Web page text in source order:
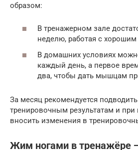
образом:
В тренажерном зале
неделю, работая с
В домашних условиях
каждый день, а первое
два, чтобы дать мышцам
За месяц рекомендуется
тренировочным результатам и при
вносить изменения в
Жим ногами в тренажёре